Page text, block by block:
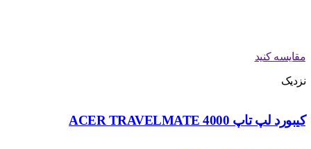
مقایسه کنید
نزدیک
کیبورد لپ تاپ ACER TRAVELMATE 4000